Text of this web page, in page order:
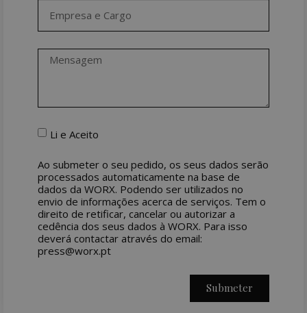
Li e Aceito
Ao submeter o seu pedido, os seus dados serão
processados automaticamente na base de
dados da WORX. Podendo ser utilizados no
envio de informações acerca de serviços. Tem o
direito de retificar, cancelar ou autorizar a
cedência dos seus dados à WORX. Para isso
deverá contactar através do email:
press@worx.pt
Submeter